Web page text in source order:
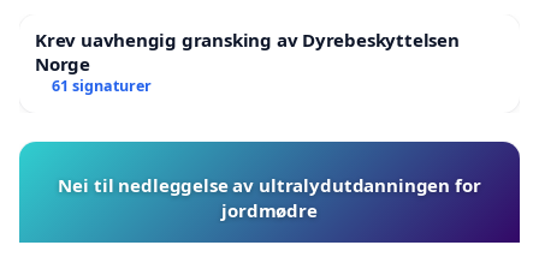
Krev uavhengig gransking av Dyrebeskyttelsen
Norge
61 signaturer
Nei til nedleggelse av ultralydutdanningen for
jordmødre